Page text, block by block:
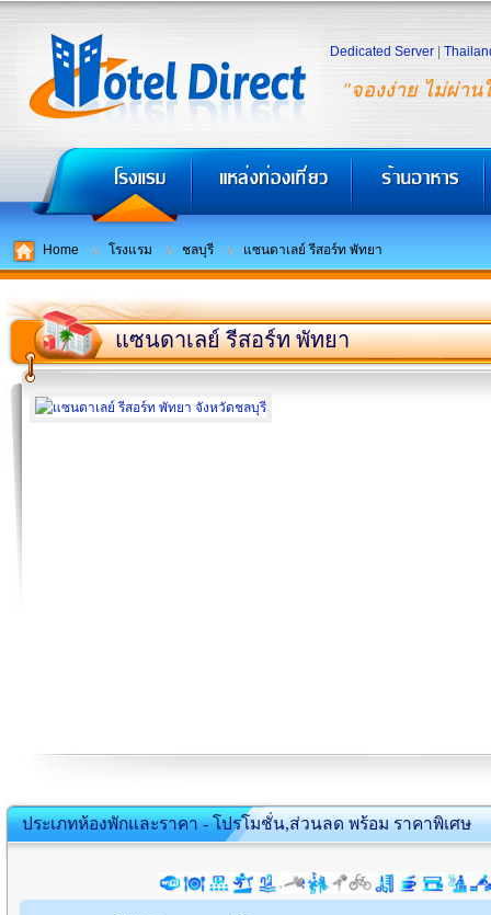
"จองง่าย ไม่ผ่าน
Dedicated Server
Home โรงแรม ชลบุรี แซนดาเลย์ รีสอร์ท พัทยา
แซนดาเลย์ รีสอร์ท พัทยา
ประเภทห้องพักและราคา - โปรโมชั่น,ส่วนลด พร้อม ราคาพิเศษ